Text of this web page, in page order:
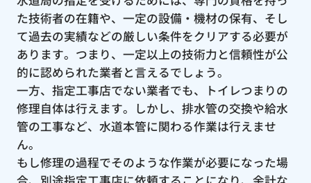
た技術者の在籍や、一定の設備・機材の保有、そし
て過去の実績などの厳しい条件をクリアする必要が
あります。つまり、一定以上の技術力と信頼性が公
的に認められた業者と言えるでしょう。
一方、指定工事店でない業者でも、トイレつまりの
修理自体は行えます。しかし、排水管の交換や給水
管の工事など、水道本管に関わる作業は行えませ
ん。
もし修理の過程でそのような作業が必要になった場